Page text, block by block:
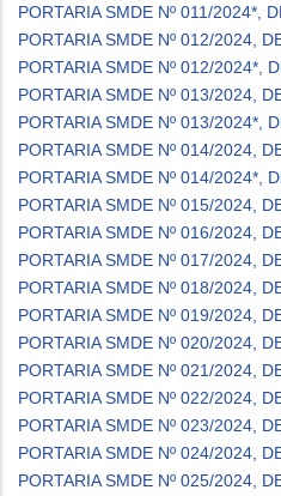
PORTARIA SMDE Nº 011/2024*,
PORTARIA SMDE Nº 012/2024,
PORTARIA SMDE Nº 012/2024*,
PORTARIA SMDE Nº 013/2024,
PORTARIA SMDE Nº 013/2024*,
PORTARIA SMDE Nº 014/2024,
PORTARIA SMDE Nº 014/2024*,
PORTARIA SMDE Nº 015/2024,
PORTARIA SMDE Nº 016/2024,
PORTARIA SMDE Nº 017/2024,
PORTARIA SMDE Nº 018/2024,
PORTARIA SMDE Nº 019/2024,
PORTARIA SMDE Nº 020/2024,
PORTARIA SMDE Nº 021/2024,
PORTARIA SMDE Nº 022/2024,
PORTARIA SMDE Nº 023/2024,
PORTARIA SMDE Nº 024/2024,
PORTARIA SMDE Nº 025/2024,